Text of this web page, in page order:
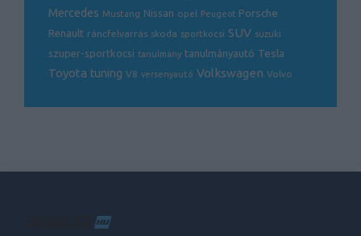
Mercedes Mustang Nissan opel Peugeot Porsche
Renault ráncfelvarrás skoda sportkocsi SUV suzuki
szuper-sportkocsi tanulmány tanulmányautó Tesla
Toyota tuning V8 versenyautó Volkswagen Volvo